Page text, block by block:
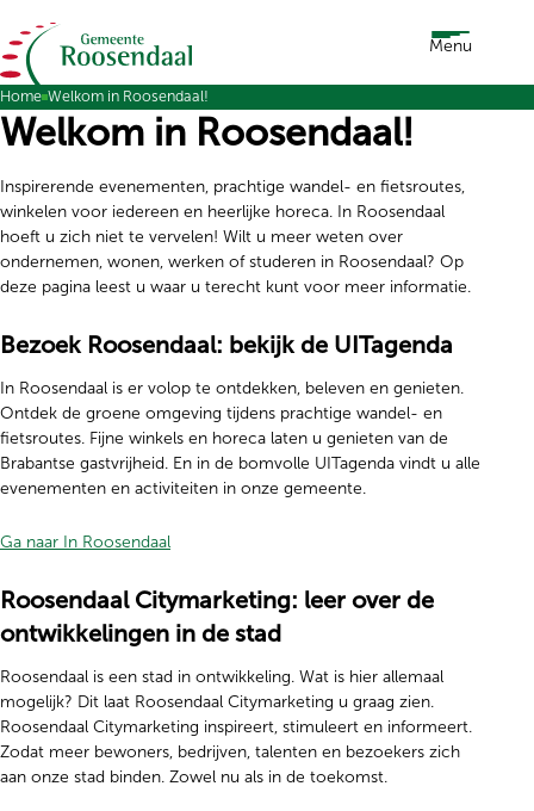
Ga naar de inhoud Menu
Home Welkom in Roosendaal!
Welkom in Roosendaal!
Inspirerende evenementen, prachtige wandel- en fietsroutes,
winkelen voor iedereen en heerlijke horeca. In Roosendaal
hoeft u zich niet te vervelen! Wilt u meer weten over
ondernemen, wonen, werken of studeren in Roosendaal? Op
deze pagina leest u waar u terecht kunt voor meer informatie.
Bezoek Roosendaal: bekijk de UITagenda
In Roosendaal is er volop te ontdekken, beleven en genieten.
Ontdek de groene omgeving tijdens prachtige wandel- en
fietsroutes. Fijne winkels en horeca laten u genieten van de
Brabantse gastvrijheid. En in de bomvolle UITagenda vindt u alle
evenementen en activiteiten in onze gemeente.
Ga naar In Roosendaal(opent in nieuw tabblad)
Roosendaal Citymarketing: leer over de
ontwikkelingen in de stad
Roosendaal is een stad in ontwikkeling. Wat is hier allemaal
mogelijk? Dit laat Roosendaal Citymarketing u graag zien.
Roosendaal Citymarketing inspireert, stimuleert en informeert.
Zodat meer bewoners, bedrijven, talenten en bezoekers zich
aan onze stad binden. Zowel nu als in de toekomst.